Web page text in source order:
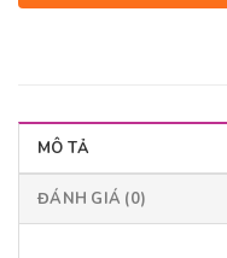
MÔ TẢ
ĐÁNH GIÁ (0)